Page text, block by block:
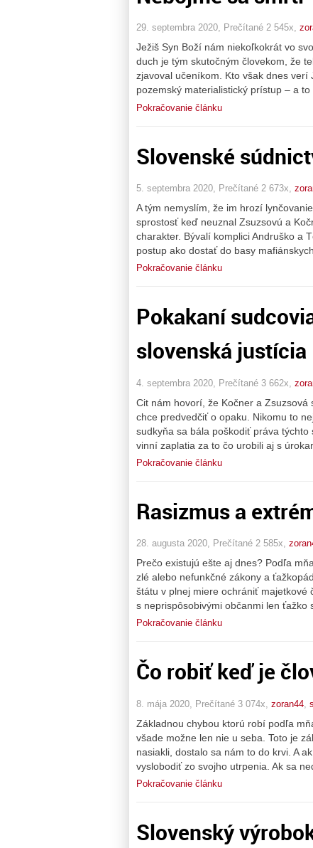
29. septembra 2020, Prečítané 2 545x,
Ježiš Syn Boží nám niekoľkokrát vo
duch je tým skutočným človekom, že
zjavoval učeníkom. Kto však dnes
pozemský materialistický prístup – a
Pokračovanie článku
Slovenské
5. septembra 2020, Prečítané 2 673x,
A tým nemyslím, že im hrozí
sprostosť keď neuznal Zsuzsovú a
charakter. Bývalí komplici Andruško a
postup ako dostať do basy
Pokračovanie článku
Pokakaní
slovenská justícia
4. septembra 2020, Prečítané 3 662x,
Cit nám hovorí, že Kočner a
chce predvedčiť o opaku. Nikomu to
sudkyňa sa bála poškodiť práva
vinní zaplatia za to čo urobili aj s
Pokračovanie článku
Rasizmus a
28. augusta 2020, Prečítané 2 585x,
Prečo existujú ešte aj dnes? Podľa
zlé alebo nefunkčné zákony a
štátu v plnej miere ochrániť majetkové
s neprispôsobivými občanmi len
Pokračovanie článku
Čo robiť keď je
8. mája 2020, Prečítané 3 074x, zoran44
Základnou chybou ktorú robí podľa
všade možne len nie u seba. Toto je
nasiakli, dostalo sa nám to do krvi. A
vyslobodiť zo svojho utrpenia. Ak sa
Pokračovanie článku
Slovenský